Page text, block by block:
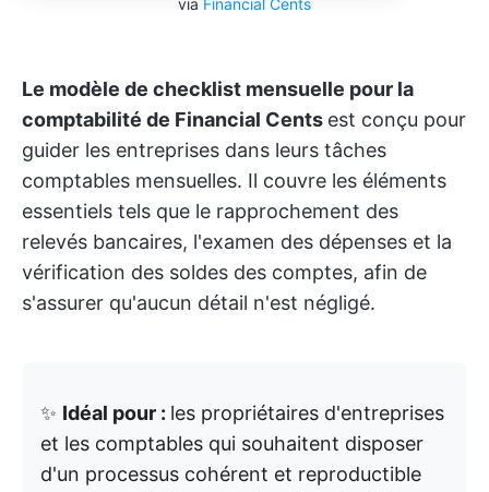
via Financial Cents
Le modèle de checklist mensuelle pour la
comptabilité de Financial Cents est conçu pour
guider les entreprises dans leurs tâches
comptables mensuelles. Il couvre les éléments
essentiels tels que le rapprochement des
relevés bancaires, l'examen des dépenses et la
vérification des soldes des comptes, afin de
s'assurer qu'aucun détail n'est négligé.
✨ Idéal pour : les propriétaires d'entreprises
et les comptables qui souhaitent disposer
d'un processus cohérent et reproductible